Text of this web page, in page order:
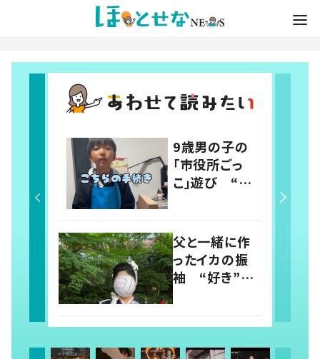
9歳男の子の
「市役所ごっ
こ」遊び “離
ると…まさかの
結末に「どこで
覚えたんだろ」
「発想が素晴ら
しい」の声
父と一緒に作
ったイカの振
袖 “好き”が
詰まった作品
る！」と絶賛の
声